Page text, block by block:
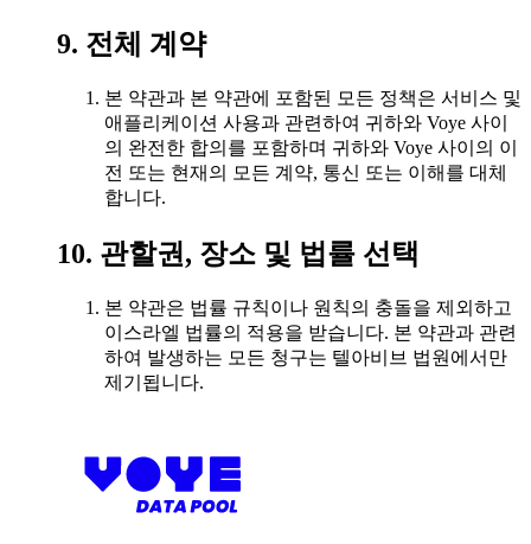
9. 전체 계약
본 약관과 본 약관에 포함된 모든 정책은 서비스 및
애플리케이션 사용과 관련하여 귀하와 Voye 사이
의 완전한 합의를 포함하며 귀하와 Voye 사이의 이
전 또는 현재의 모든 계약, 통신 또는 이해를 대체
합니다.
10. 관할권, 장소 및 법률 선택
본 약관은 법률 규칙이나 원칙의 충돌을 제외하고
이스라엘 법률의 적용을 받습니다. 본 약관과 관련
하여 발생하는 모든 청구는 텔아비브 법원에서만
제기됩니다.